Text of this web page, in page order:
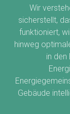
Wir
sicherstellt,
funktioniert,
hinweg
in
Gebäude